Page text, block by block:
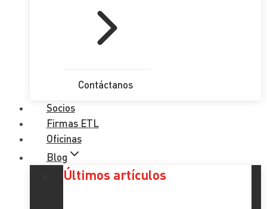
Contáctanos
Socios
Firmas ETL
Oficinas
Blog
Últimos artículos